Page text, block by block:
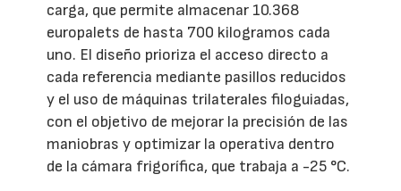
carga, que permite almacenar 10.368
europalets de hasta 700 kilogramos cada
uno. El diseño prioriza el acceso directo a
cada referencia mediante pasillos reducidos
y el uso de máquinas trilaterales filoguiadas,
con el objetivo de mejorar la precisión de las
maniobras y optimizar la operativa dentro
de la cámara frigorífica, que trabaja a -25 °C.